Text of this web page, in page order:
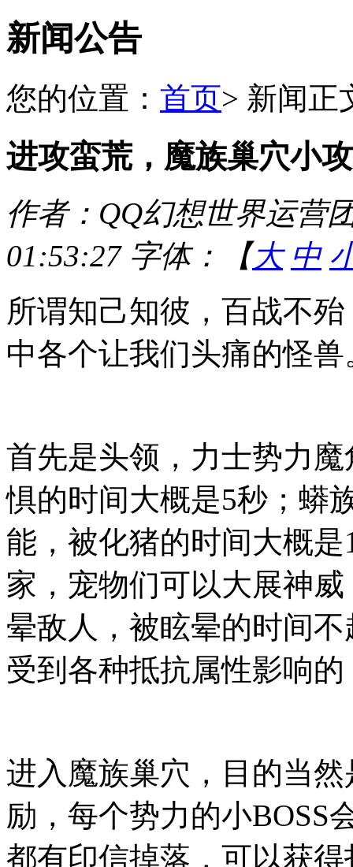
新闻公告
您的位置： 首页> 新闻正
进攻蛮荒，魔族巢穴小
作者：QQ幻想世界运营
01:53:27 字体：【大 中
所谓知己知彼，百战不
中各个让我们头痛的怪兽
首先是头领，力士势力
惧的时间大概是5秒；蟒
能，被化猪的时间大概
家，宠物们可以大展神
晕敌人，被眩晕的时间
受到各种抵抗属性影响
进入魔族巢穴，目的当
励，每个势力的小BOSS
都有印信掉落，可以获